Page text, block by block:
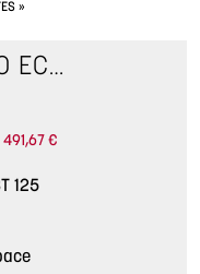
»
S&S TITANIUM POWERSHIFT
€
125